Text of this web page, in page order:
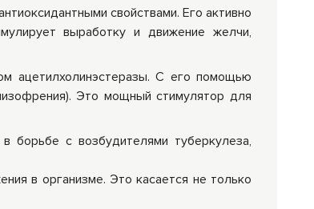
свойствами. Его активно
выработку и движение желчи,
ацетилхолинэстеразы. С его помощью
Это мощный стимулятор для
борьбе с возбудителями туберкулеза,
в организме. Это касается не только